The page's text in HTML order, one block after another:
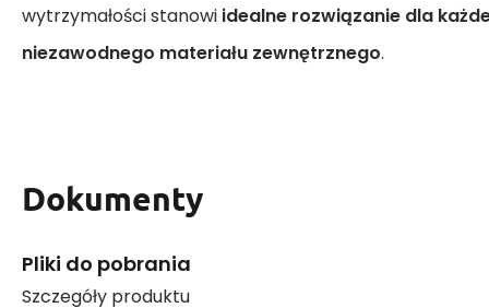
wytrzymałości stanowi idealne rozwiązanie dla
niezawodnego materiału zewnętrznego.
Dokumenty
Pliki do pobrania
Szczegóły produktu